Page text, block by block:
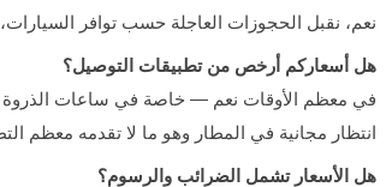
نعم، نقبل الحجوزات العاجلة حسب توافر
هل أسعاركم أرخص من تطبيقات التوصيل؟
في معظم الأوقات نعم — خاصة في ساعات الذروة
انتظار مجانية في المطار وهو ما لا تقدمه معظم
هل الأسعار تشمل الضرائب والرسوم؟